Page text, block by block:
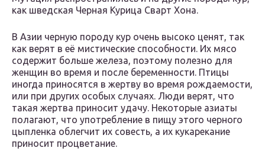
как шведская Черная Курица Сварт Хона.
В Азии черную породу кур очень высоко ценят, так
как верят в её мистические способности. Их мясо
содержит больше железа, поэтому полезно для
женщин во время и после беременности. Птицы
иногда приносятся в жертву во время рождаемости,
или при других особых случаях. Люди верят, что
такая жертва приносит удачу. Некоторые азиаты
полагают, что употребление в пищу этого черного
цыпленка облегчит их совесть, а их кукарекание
приносит процветание.